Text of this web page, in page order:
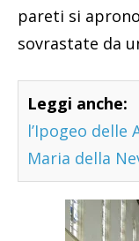
pareti si
sovrastate da
Leggi anche:
l’Ipogeo delle
Maria della